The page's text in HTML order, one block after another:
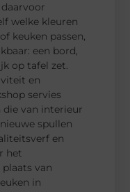
welke kleuren
keuken passen,
een bord,
op tafel zet.
en
servies
van interieur
spullen
en
het
van
in